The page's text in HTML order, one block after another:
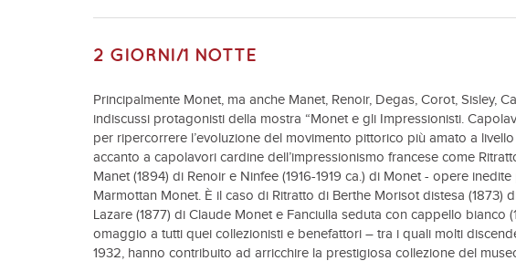
2 GIORNI/1 NOTTE
Principalmente Monet, ma anche Manet, Renoir, Degas, Corot, Sisley,
indiscussi protagonisti della mostra “Monet e gli Impressionisti.
per ripercorrere l’evoluzione del movimento pittorico più amato a
accanto a capolavori cardine dell’impressionismo francese come
Manet (1894) di Renoir e Ninfee (1916-1919 ca.) di Monet - opere
Marmottan Monet. È il caso di Ritratto di Berthe Morisot distesa (1873)
Lazare (1877) di Claude Monet e Fanciulla seduta con cappello bianco
omaggio a tutti quei collezionisti e benefattori – tra i quali molti
1932, hanno contribuito ad arricchire la prestigiosa collezione del